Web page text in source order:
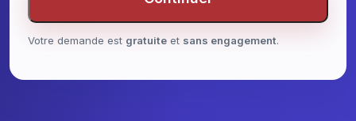
Votre demande est gratuite et sans engagement.